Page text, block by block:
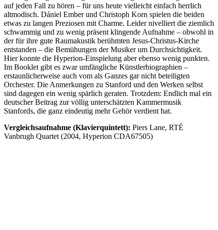
auf jeden Fall zu hören – für uns heute vielleicht einfach herrlich
altmodisch. Dániel Ember und Christoph Korn spielen die beiden
etwas zu langen Preziosen mit Charme. Leider nivelliert die ziemlich
schwammig und zu wenig präsent klingende Aufnahme – obwohl in
der für ihre gute Raumakustik berühmten Jesus-Christus-Kirche
entstanden – die Bemühungen der Musiker um Durchsichtigkeit.
Hier konnte die Hyperion-Einspielung aber ebenso wenig punkten.
Im Booklet gibt es zwar umfängliche Künstlerbiographien –
erstaunlicherweise auch vom als Ganzes gar nicht beteiligten
Orchester. Die Anmerkungen zu Stanford und den Werken selbst
sind dagegen ein wenig spärlich geraten. Trotzdem: Endlich mal ein
deutscher Beitrag zur völlig unterschätzten Kammermusik
Stanfords, die ganz eindeutig mehr Gehör verdient hat.
Vergleichsaufnahme (Klavierquintett): Piers Lane, RTÉ
Vanbrugh Quartet (2004, Hyperion CDA67505)